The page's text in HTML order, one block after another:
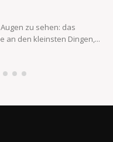
zu sehen: das
an den kleinsten Dingen,...